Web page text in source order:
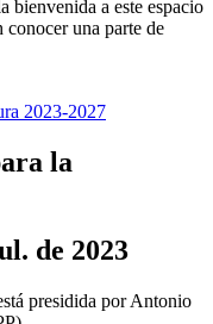
bienvenida a este espacio
conocer una parte de
la
de 2023
presidida por Antonio